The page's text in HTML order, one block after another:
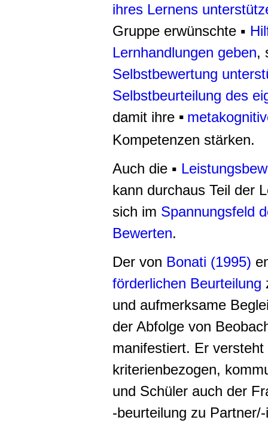
ihres Lernens
Gruppe erwünschte ▪
Lernhandlungen geben,
Selbstbewertung
Selbstbeurteilung des
damit ihre ▪
Kompetenzen stärken.
Auch die ▪
kann durchaus Teil der
sich im Spannungsfeld
Bewerten.
Der von Bonati (1995)
förderlichen Beurteilung
und aufmerksame
der Abfolge von
manifestiert. Er
kriterienbezogen,
und Schüler auch der
-beurteilung zu